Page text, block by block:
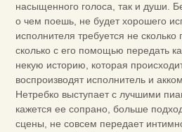
насыщенного голоса, так и души.
о чем поешь, не будет хорошего
исполнителя требуется не сколько
сколько с его помощью передать
некую историю, которая
воспроизводят исполнитель и
Нетребко выступает с лучшими
кажется ее сопрано, больше
сцены, не совсем передает